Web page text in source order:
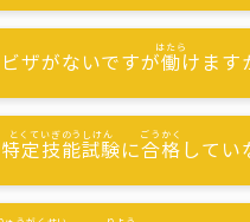
ビザがないですが働けます
特定技能試験に合格 してい